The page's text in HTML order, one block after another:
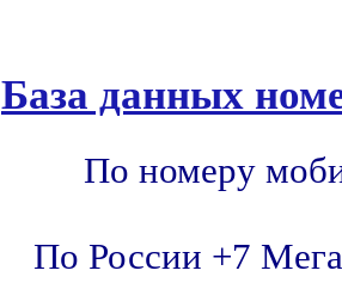
База данных
По номеру
По России +7